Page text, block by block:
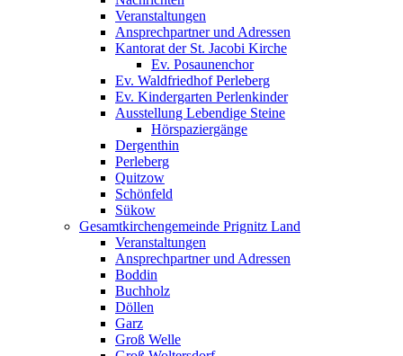
Veranstaltungen
Ansprechpartner und Adressen
Kantorat der St. Jacobi Kirche
Ev. Posaunenchor
Ev. Waldfriedhof Perleberg
Ev. Kindergarten Perlenkinder
Ausstellung Lebendige Steine
Hörspaziergänge
Dergenthin
Perleberg
Quitzow
Schönfeld
Sükow
Gesamtkirchengemeinde Prignitz Land
Veranstaltungen
Ansprechpartner und Adressen
Boddin
Buchholz
Döllen
Garz
Groß Welle